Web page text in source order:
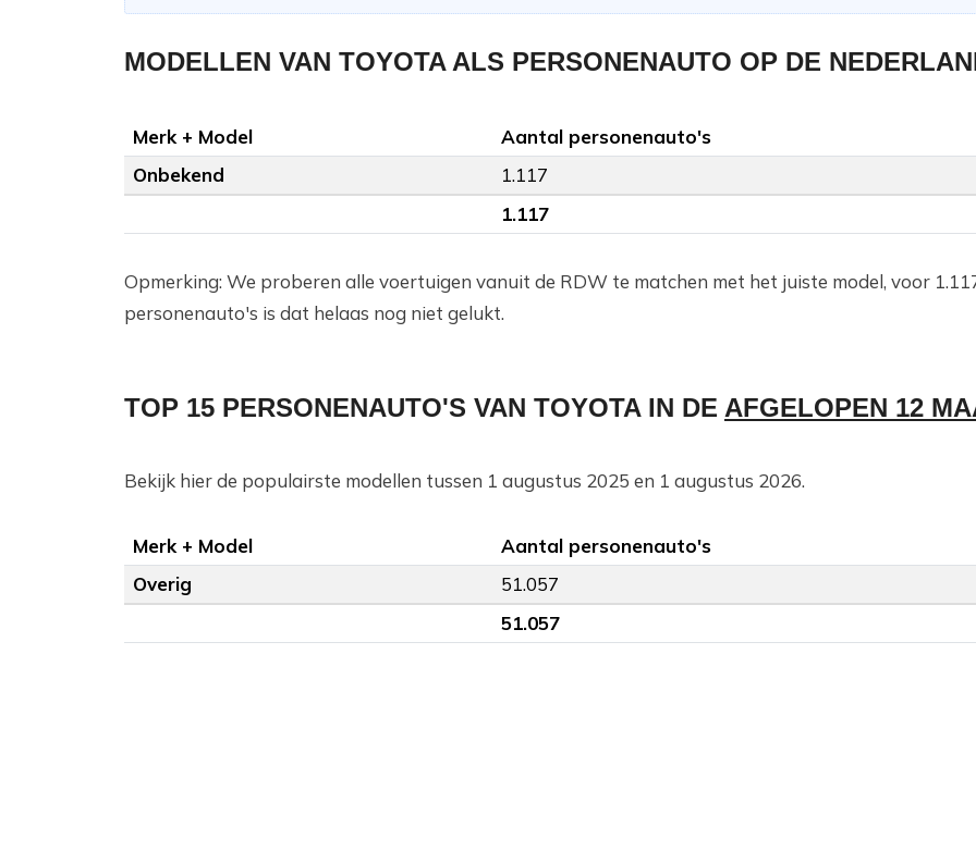
MODELLEN VAN TOYOTA ALS PERSONENAUTO OP DE
Merk + Model
Aantal personenauto's
Onbekend
1.117
1.117
Opmerking: We proberen alle voertuigen vanuit de RDW te matchen met het juiste model, voor
personenauto's is dat helaas nog niet gelukt.
TOP 15 PERSONENAUTO'S VAN TOYOTA IN DE AFGELOPEN 12
Bekijk hier de populairste modellen tussen 1 augustus 2025 en 1 augustus 2026.
Merk + Model
Aantal personenauto's
Overig
51.057
51.057